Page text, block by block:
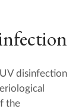
disinfection
the